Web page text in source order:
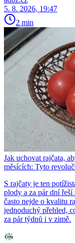
5. 8. 2026, 19:47
2 min
Jak uchovat rajčata,
měsících: Tyto
S rajčaty je ten
plody a za pár dní
často nejde o kvalitu
jednoduchý přehled,
za pár týdnů i v zimě.